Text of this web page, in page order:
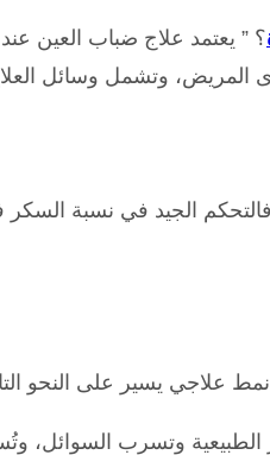
؟ ” يعتمد علاج ضباب العين
المريض، وتشمل وسائل
فالتحكم الجيد في نسبة
نمط علاجي يسير على النحو